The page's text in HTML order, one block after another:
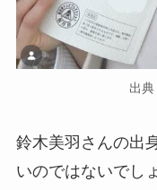
出典
鈴木美羽さんの出
いのではないでし